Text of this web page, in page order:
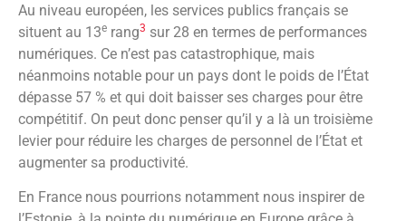
Au niveau européen, les services publics français se
situent au 13e rang3 sur 28 en termes de performances
numériques. Ce n’est pas catastrophique, mais
néanmoins notable pour un pays dont le poids de l’État
dépasse 57 % et qui doit baisser ses charges pour être
compétitif. On peut donc penser qu’il y a là un troisième
levier pour réduire les charges de personnel de l’État et
augmenter sa productivité.
En France nous pourrions notamment nous inspirer de